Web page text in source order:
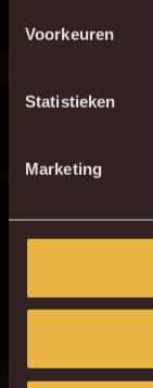
Voorkeuren
Statistieken
Marketing